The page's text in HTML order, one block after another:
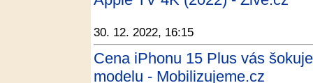
30. 12. 2022, 16:15
Cena iPhonu 15 Plus vás
modelu - Mobilizujeme.cz